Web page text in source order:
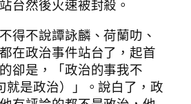
台然後火速被封殺。
得不說譚詠麟、荷蘭叻、
在政治事件站台了，起首
卻是，「政治的事我不
就是政治）」。說白了，政